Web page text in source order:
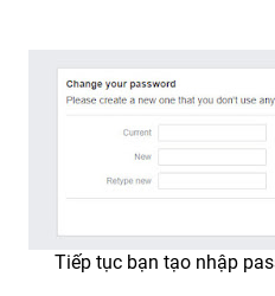
Tiếp tục bạn tạo nhập